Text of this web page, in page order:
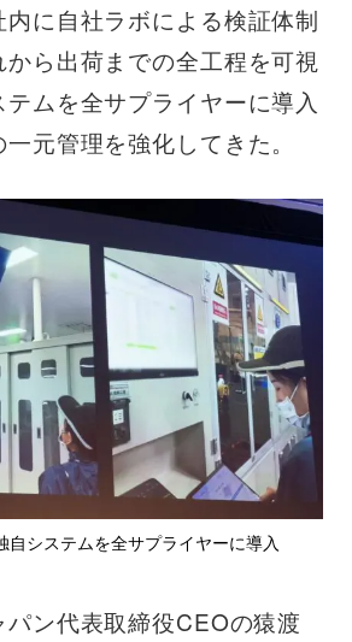
に自社ラボによる検証体制
ら出荷までの全工程を可視
ムを全サプライヤーに導入
元管理を強化してきた。
自システムを全サプライヤーに導入
パン代表取締役CEOの猿渡